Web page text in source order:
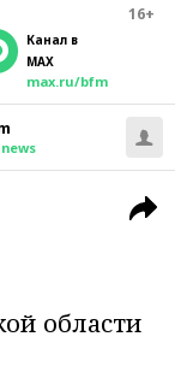
16+
Канал в
MAX
max.ru/bfm
области